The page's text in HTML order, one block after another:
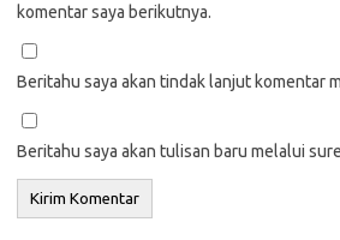
komentar saya berikutnya.
Beritahu saya akan tindak lanjut komentar
Beritahu saya akan tulisan baru melalui